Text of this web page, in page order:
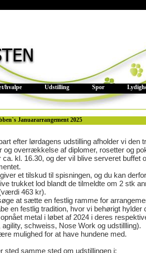
hvalpe Udstilling Spor
Januararrangement 2025
efter lørdagens udstilling afholder vi den
og overrækkelse af diplomer, rosetter og
ca. kl. 16.30, og der vil blive serveret buffet
et tilskud til spisningen, og du kan
trukket lod blandt de tilmeldte om 2 stk
463 kr).
at sætte en festlig ramme for
en festlig tradition, hvor vi behørigt
metal i løbet af 2024 i deres
agility, schweiss, Nose Work og udstillling).
mulighed for at have hundene med.
sted samme sted om udstillingen i: